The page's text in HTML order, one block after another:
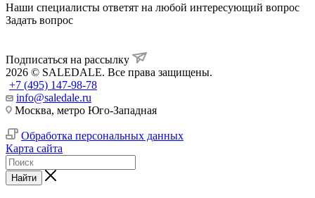
Наши специалисты ответят на любой интересующий вопрос
Задать вопрос
Подписаться на рассылку
2026 © SALEDALE. Все права защищены.
+7 (495) 147-98-78
info@saledale.ru
Москва, метро Юго-Западная
Обработка персональных данных
Карта сайта
Найти